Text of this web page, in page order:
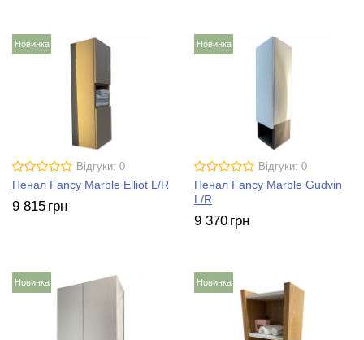
Новинка
Відгуки: 0
Пенал Fancy Marble Elliot L/R
9 815 грн
Новинка
Відгуки: 0
Пенал Fancy Marble Gudvin
L/R
9 370 грн
Новинка Новинка